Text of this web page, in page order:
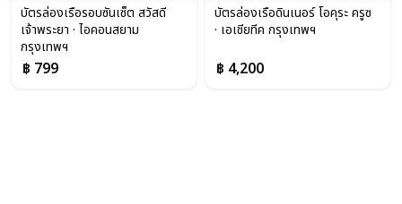
บัตรล่องเรือรอบซันเซ็ต สวัสดี
เจ้าพระยา · ไอคอนสยาม
กรุงเทพฯ
฿ 799
บัตรล่องเรือดินเนอร์ โอคุระ ครูซ
· เอเชียทีค กรุงเทพฯ
฿ 4,200